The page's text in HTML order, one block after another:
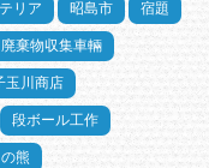
リア 昭島市 宿題
廃棄物収集車輛
玉川商店
段ボール工作
熊